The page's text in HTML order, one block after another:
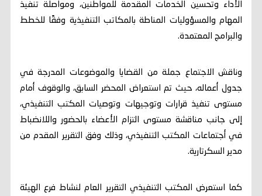
الأداء وتحسين الخدمات المقدمة للمواطنين، ومواصلة تنفيذ
المهام والمسؤوليات المناطة بالمكاتب التنفيذية وفقًا للخطط
والبرامج المعتمدة.
وناقش الاجتماع جملة من القضايا والموضوعات المدرجة في
جدول أعماله، حيث تم استعراض المحضر السابق، والوقوف أمام
مستوى تنفيذ قرارات وتوجيهات وتوصيات المكتب التنفيذي،
إلى جانب مناقشة مستوى التزام الأعضاء بالحضور واللانضباط
في أجتماعات المكتب التنفيذي، وذلك وفق التقرير المقدم من
مدير السكرتارية.
كما استعرض المكتب التنفيذي التقرير العام لنشاط فرع الهيئة